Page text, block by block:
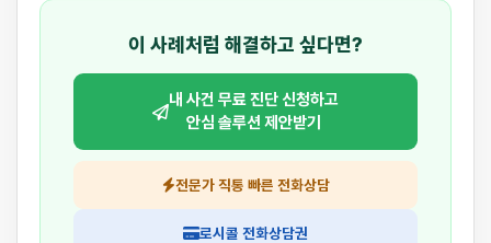
이 사례처럼 해결하고 싶다면?
내 사건 무료 진단 신청하고
안심 솔루션 제안받기
전문가 직통 빠른 전화상담
로시콜 전화상담권